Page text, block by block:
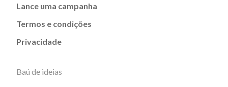
Lance uma campanha
Termos e condições
Privacidade
Baú de ideias